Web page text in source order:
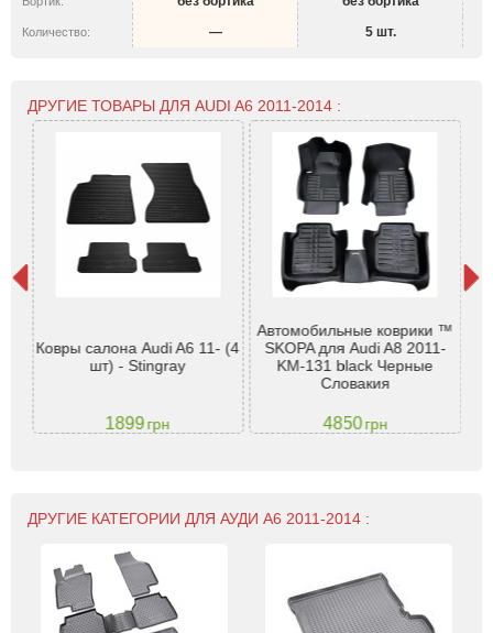
Количество: — 5 шт.
ДРУГИЕ ТОВАРЫ ДЛЯ AUDI A6 2011-2014 :
Ковры салона Audi A6 11- (4
шт) - Stingray
1899грн
Автомобильные коврики ™
SKOPA для Audi A8 2011-
KM-131 black Черные
Словакия
4850грн
ДРУГИЕ КАТЕГОРИИ ДЛЯ АУДИ А6 2011-2014 :